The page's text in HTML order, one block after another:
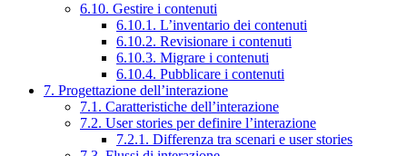
6.10. Gestire i contenuti
6.10.1. L’inventario dei contenuti
6.10.2. Revisionare i contenuti
6.10.3. Migrare i contenuti
6.10.4. Pubblicare i contenuti
7. Progettazione dell’interazione
7.1. Caratteristiche dell’interazione
7.2. User stories per definire l’interazione
7.2.1. Differenza tra scenari e user stories